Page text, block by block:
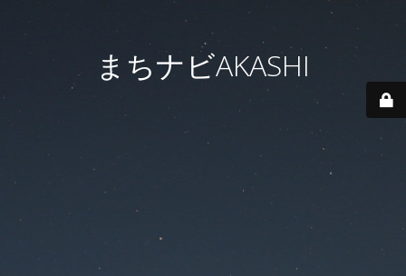
まちナビAKASHI